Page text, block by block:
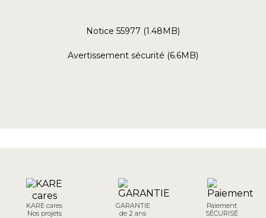
Notice 55977 (1.48MB)
Avertissement sécurité (6.6MB)
KARE cares
Nos projets
GARANTIE
de 2 ans
Paiement
SÉCURISÉ